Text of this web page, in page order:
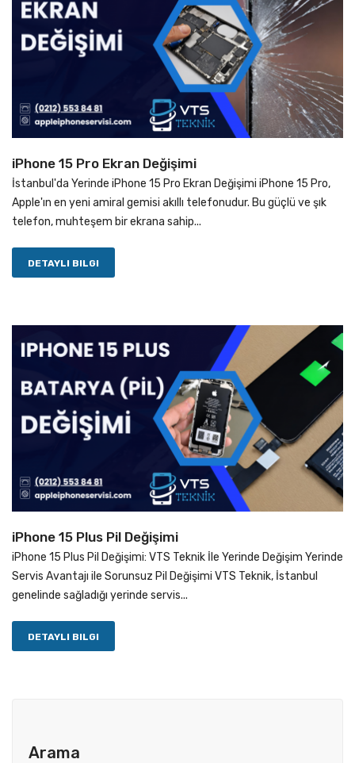
Arama
iPhone 15 Pro Ekran Değişimi
İstanbul'da Yerinde iPhone 15 Pro Ekran Değişimi iPhone 15 Pro,
Apple'ın en yeni amiral gemisi akıllı telefonudur. Bu güçlü ve şık
telefon, muhteşem bir ekrana sahip...
DETAYLI BILGI
iPhone 15 Plus Pil Değişimi
iPhone 15 Plus Pil Değişimi: VTS Teknik İle Yerinde Değişim Yerinde
Servis Avantajı ile Sorunsuz Pil Değişimi VTS Teknik, İstanbul
genelinde sağladığı yerinde servis...
DETAYLI BILGI